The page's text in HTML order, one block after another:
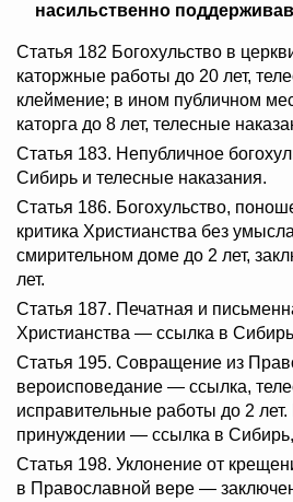
насильственно
Статья 182 Богохульство в
каторжные работы до 20 лет,
клеймение; в ином публичном
каторга до 8 лет, телесные
Статья 183. Непубличное
Сибирь и телесные наказания.
Статья 186. Богохульство,
критика Христианства без
смирительном доме до 2 лет,
лет.
Статья 187. Печатная и
Христианства — ссылка в
Статья 195. Совращение из
вероисповедание — ссылка,
исправительные работы до 2
принуждении — ссылка в
Статья 198. Уклонение от
в Православной вере —